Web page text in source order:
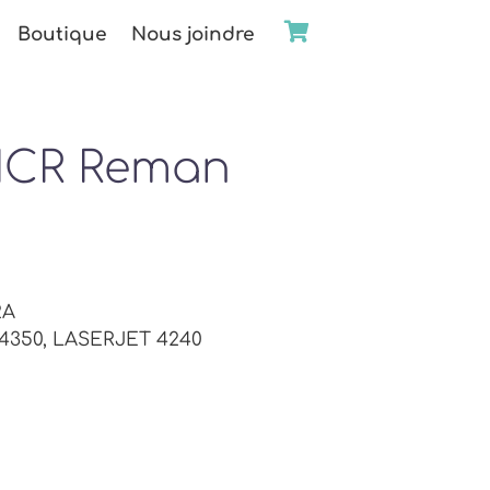
Boutique Nous joindre
Reman
LASERJET 4240